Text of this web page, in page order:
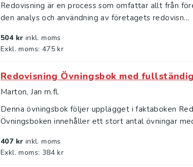
Redovisning är en process som omfattar allt från
den analys och användning av företagets redovisn...
504 kr inkl. moms
Exkl. moms: 475 kr
Redovisning Övningsbok med
Marton, Jan m.fl.
Denna övningsbok följer upplägget i faktaboken
Övningsboken innehåller ett stort antal övningar
407 kr inkl. moms
Exkl. moms: 384 kr